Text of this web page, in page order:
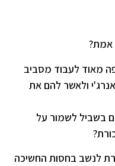
אמת?
מאוד לעבוד מסביב
ולאשר להם את
בשביל לשמור על
לנשב בחסות החשיכה